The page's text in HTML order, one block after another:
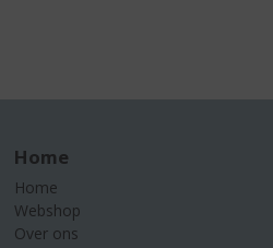
Home
Home
Webshop
Over ons